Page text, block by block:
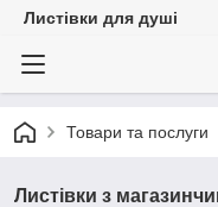
Листівки для душі
Товари та послуги
Листівки з